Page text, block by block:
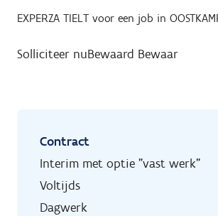
EXPERZA TIELT voor een job in
Solliciteer nuBewaard Bewaar
Contract
Interim met optie "vast werk"
Voltijds
Dagwerk